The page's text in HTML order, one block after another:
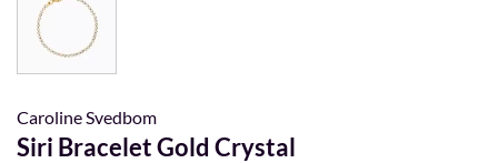
Caroline Svedbom
Siri Bracelet Gold Crystal